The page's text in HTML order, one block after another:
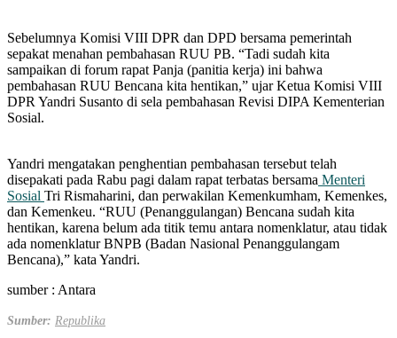
Sebelumnya Komisi VIII DPR dan DPD bersama pemerintah
sepakat menahan pembahasan RUU PB. “Tadi sudah kita
sampaikan di forum rapat Panja (panitia kerja) ini bahwa
pembahasan RUU Bencana kita hentikan,” ujar Ketua Komisi VIII
DPR Yandri Susanto di sela pembahasan Revisi DIPA Kementerian
Sosial.
Yandri mengatakan penghentian pembahasan tersebut telah
disepakati pada Rabu pagi dalam rapat terbatas bersama Menteri
Sosial Tri Rismaharini, dan perwakilan Kemenkumham, Kemenkes,
dan Kemenkeu. “RUU (Penanggulangan) Bencana sudah kita
hentikan, karena belum ada titik temu antara nomenklatur, atau tidak
ada nomenklatur BNPB (Badan Nasional Penanggulangam
Bencana),” kata Yandri.
sumber : Antara
Sumber: Republika